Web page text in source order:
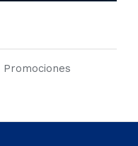
Promociones